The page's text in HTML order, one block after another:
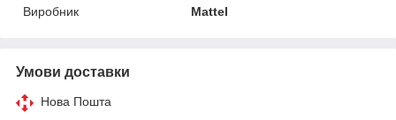
Виробник
Mattel
Умови доставки
Нова Пошта